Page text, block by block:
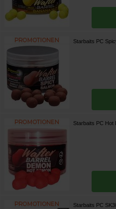
Starbaits PC
Starbaits PC Hot
Starbaits PC